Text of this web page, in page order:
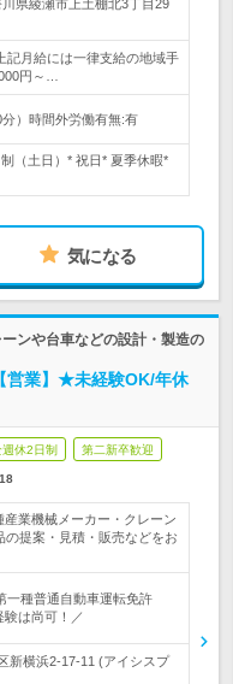
県綾瀬市上土棚北3丁目29
記月給には一律支給の地域手
円～…
）時間外労働有無:有
（土日）* 祝日* 夏季休暇*
気になる
ンや台車などの設計・製造の
営業】★未経験OK/年休
休2日制 第二新卒歓迎
産業機械メーカー・クレーン
提案・見積・販売などをお
一種普通自動車運転免許
は尚可！／
新横浜2-17-11 (アイシスプ